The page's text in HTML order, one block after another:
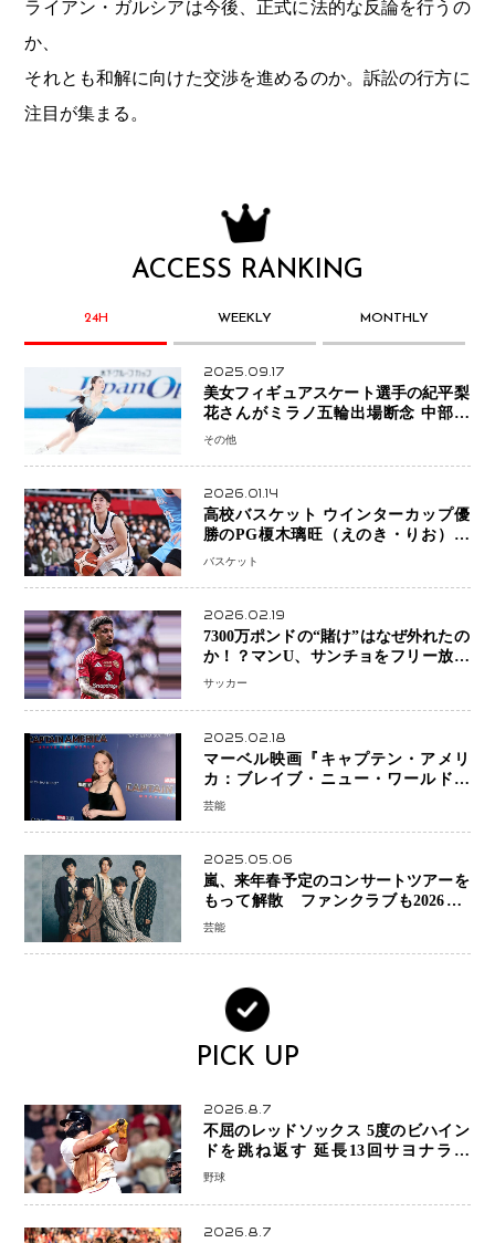
ライアン・ガルシアは今後、正式に法的な反論を行うの
か、
それとも和解に向けた交渉を進めるのか。訴訟の行方に
注目が集まる。
ACCESS RANKING
24H WEEKLY MONTHLY
2025.09.17
美女フィギュアスケート選手の紀平梨
花さんがミラノ五輪出場断念 中部選
手権欠場を発表「安全最優先の判断」
その他
2026.01.14
高校バスケット ウインターカップ優
勝のPG榎木璃旺（えのき・りお）が
プロの現場へ―。
バスケット
2026.02.19
7300万ポンドの“賭け”はなぜ外れたの
か！？マンU、サンチョをフリー放出
へ・・・補強戦略の転換点に
サッカー
2025.02.18
マーベル映画『キャプテン・アメリ
カ：ブレイブ・ニュー・ワールド』
新ブラック・ウィドウ役のシラ・ハー
芸能
2025.05.06
嵐、来年春予定のコンサートツアーを
もって解散 ファンクラブも2026年5
月末で活動終了
芸能
PICK UP
2026.8.7
不屈のレッドソックス 5度のビハイン
ドを跳ね返す 延長13回サヨナラ勝
ち 吉田正尚選手も2安打1打点で貢献 4
野球
2026.8.7